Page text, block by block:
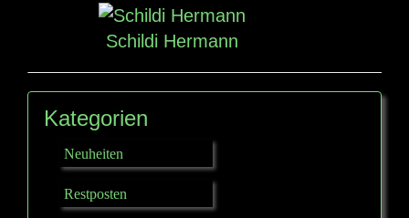
Schildi Hermann
Kategorien
Neuheiten
Restposten